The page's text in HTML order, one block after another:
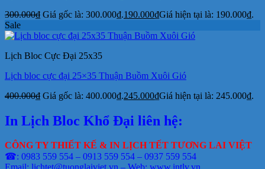
300.000₫ Giá gốc là: 300.000₫.190.000₫Giá hiện tại là: 190.000₫.
Sale
Lịch Bloc Cực Đại 25x35
Lịch bloc cực đại 25×35 Thuận Buồm Xuôi Gió
400.000₫ Giá gốc là: 400.000₫.245.000₫Giá hiện tại là: 245.000₫.
In Lịch Bloc Khổ Đại liên hệ:
CÔNG TY THIẾT KẾ & IN LỊCH TẾT TƯƠNG LAI VIỆT
☎: 0983 559 554 – 0913 559 554 – 0937 559 554